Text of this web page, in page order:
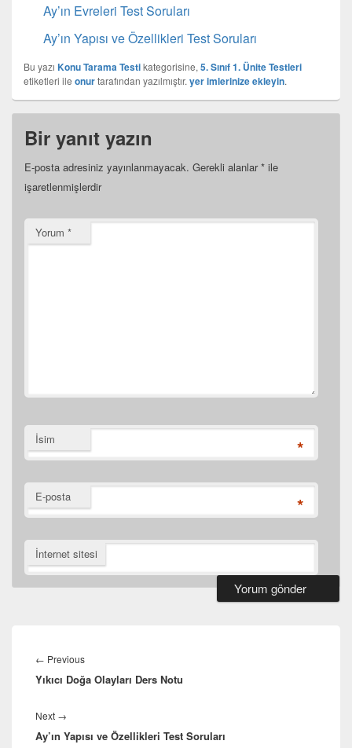
Ay’ın Evreleri Test Soruları
Ay’ın Yapısı ve Özellikleri Test Soruları
Bu yazı Konu Tarama Testikategorisine, 5. Sınıf 1. Ünite Testleri
etiketleri ile onurtarafından yazılmıştır. yer imlerinize ekleyin.
Bir yanıt yazın
E-posta adresiniz yayınlanmayacak. Gerekli alanlar* ile
işaretlenmişlerdir
Yorum *
İsim *
E-posta *
İnternet sitesi
gezinmesi
← PreviousPrevious
post:
Yıkıcı Doğa Olayları Ders Notu
Next →
post:
Ay’ın Yapısı ve Özellikleri Test Soruları